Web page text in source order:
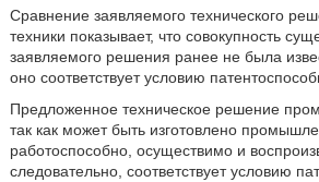
Сравнение заявляемого технического
техники показывает, что совокупность
заявляемого решения ранее не была
оно соответствует условию
Предложенное техническое решение
так как может быть изготовлено
работоспособно, осуществимо и
следовательно, соответствует условию